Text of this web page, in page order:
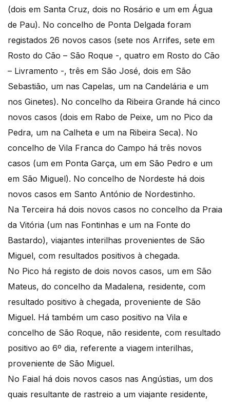
(dois em Santa Cruz, dois no Rosário e um em Água
de Pau). No concelho de Ponta Delgada foram
registados 26 novos casos (sete nos Arrifes, sete em
Rosto do Cão – São Roque -, quatro em Rosto do Cão
– Livramento -, três em São José, dois em São
Sebastião, um nas Capelas, um na Candelária e um
nos Ginetes). No concelho da Ribeira Grande há cinco
novos casos (dois em Rabo de Peixe, um no Pico da
Pedra, um na Calheta e um na Ribeira Seca). No
concelho de Vila Franca do Campo há três novos
casos (um em Ponta Garça, um em São Pedro e um
em São Miguel). No concelho de Nordeste há dois
novos casos em Santo António de Nordestinho.
Na Terceira há dois novos casos no concelho da Praia
da Vitória (um nas Fontinhas e um na Fonte do
Bastardo), viajantes interilhas provenientes de São
Miguel, com resultados positivos à chegada.
No Pico há registo de dois novos casos, um em São
Mateus, do concelho da Madalena, residente, com
resultado positivo à chegada, proveniente de São
Miguel. Há também um caso positivo na Vila e
concelho de São Roque, não residente, com resultado
positivo ao 6º dia, referente a viagem interilhas,
proveniente de São Miguel.
No Faial há dois novos casos nas Angústias, um dos
quais resultante de rastreio a um viajante residente,